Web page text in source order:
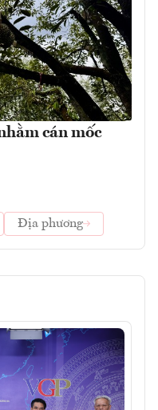
cán mốc
Địa phương